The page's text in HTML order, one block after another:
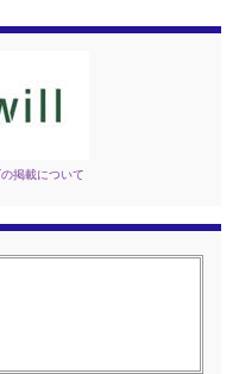
掲載について